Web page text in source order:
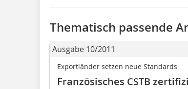
Thematisch passende
Ausgabe 10/2011
Exportländer setzen neue Standards
Französisches CSTB